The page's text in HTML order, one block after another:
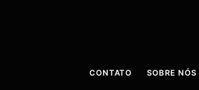
CONTATO SOBRE NÓS